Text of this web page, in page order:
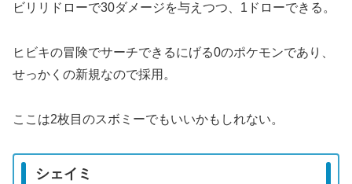
ビリリドローで30ダメージを与えつつ、1ドローできる。
ヒビキの冒険でサーチできるにげる0のポケモンであり、
せっかくの新規なので採用。
ここは2枚目のスボミーでもいいかもしれない。
シェイミ